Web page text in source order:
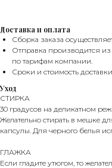
Доставка и оплата
Сборка заказа
Отправка производится
по тарифам компании.
Сроки и стоимость
Уход
СТИРКА
30 градусов на деликатном
Желательно стирать в мешке
капсулы. Для черного белья
ГЛАЖКА
Если гладите утюгом, то